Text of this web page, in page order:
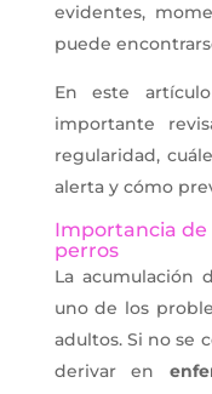
evidentes,
puede
En este
importante
regularidad,
alerta y cómo
Importancia de
perros
La acumulación
uno de los
adultos. Si no se
derivar en